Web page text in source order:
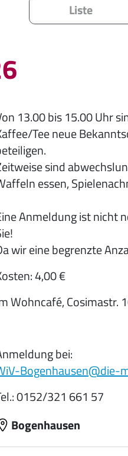
Liste
13.00 bis 15.00 Uhr
Tee neue
sind
essen,
Anmeldung ist nicht
wir eine begrenzte
4,00 €
Wohncafé, Cosimastr.
bei:
Bogenhausen@die-
0152/321 661 57
Bogenhausen